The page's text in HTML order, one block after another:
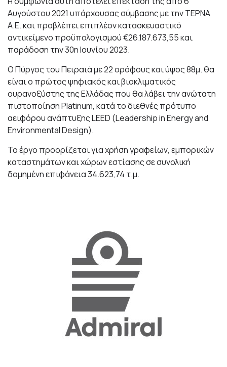
Αυγούστου 2021 υπάρχουσας σύμβασης με την ΤΕΡΝΑ
Α.Ε. και προβλέπει επιπλέον κατασκευαστικό
αντικείμενο προϋπολογισμού €26.187.673,55 και
παράδοση την 30η Ιουνίου 2023.
Ο Πύργος του Πειραιά με 22 ορόφους και ύψος 88μ. θα
είναι ο πρώτος ψηφιακός και βιοκλιματικός
ουρανοξύστης της Ελλάδας που θα λάβει την ανώτατη
πιστοποίηση Platinum, κατά το διεθνές πρότυπο
αειφόρου ανάπτυξης LEED (Leadership in Energy and
Environmental Design).
Το έργο προορίζεται για χρήση γραφείων, εμπορικών
καταστημάτων και χώρων εστίασης σε συνολική
δομημένη επιφάνεια 34.623,74 τ.μ.